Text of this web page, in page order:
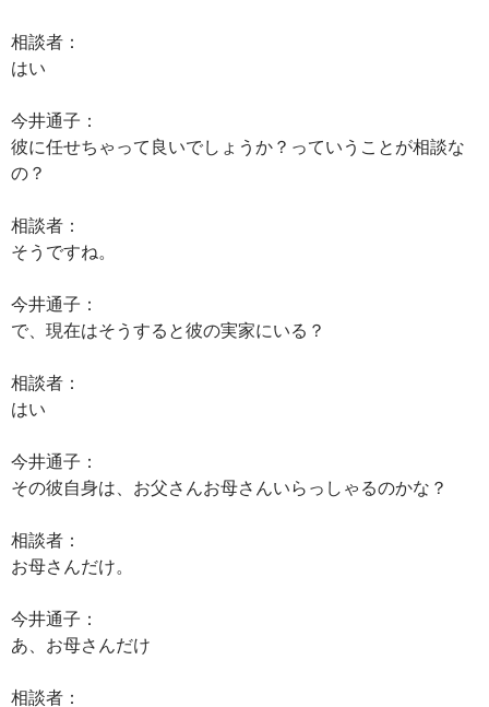
相談者：
はい
今井通子：
彼に任せちゃって良いでしょうか？っていうことが相談な
の？
相談者：
そうですね。
今井通子：
で、現在はそうすると彼の実家にいる？
相談者：
はい
今井通子：
その彼自身は、お父さんお母さんいらっしゃるのかな？
相談者：
お母さんだけ。
今井通子：
あ、お母さんだけ
相談者：